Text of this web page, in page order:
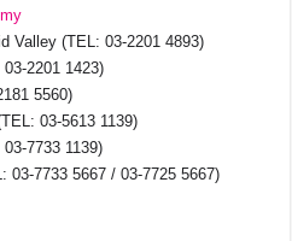
Valley (TEL: 03-2201 4893)
2201 1423)
5560)
03-5613 1139)
7733 1139)
03-7733 5667 / 03-7725 5667)